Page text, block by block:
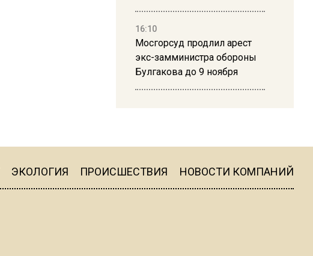
16:10
Мосгорсуд продлил арест
экс-замминистра обороны
Булгакова до 9 ноября
16:19
ЭКОЛОГИЯ ПРОИСШЕСТВИЯ НОВОСТИ КОМПАНИЙ